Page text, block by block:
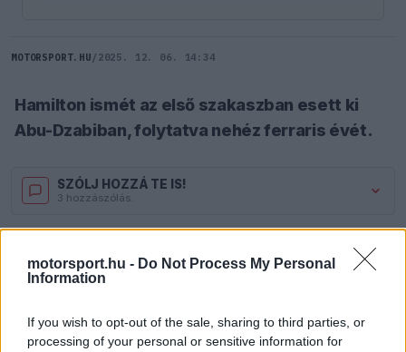
motorsport.hu - Do Not Process My Personal
Information
If you wish to opt-out of the sale, sharing to third parties, or
processing of your personal or sensitive information for
MOTORSPORT.HU / 2025. 12. 06. 14:34
Hamilton ismét az első szakaszban esett ki
Abu-Dzabiban, folytatva nehéz ferraris évét.
SZÓLJ HOZZÁ TE IS!
3 hozzászólás.
A 2025-ös szezon finisében sem fordult meg
Lewis Hamilton
szakaszban búcsúzott. A Ferrari brit versenyzője